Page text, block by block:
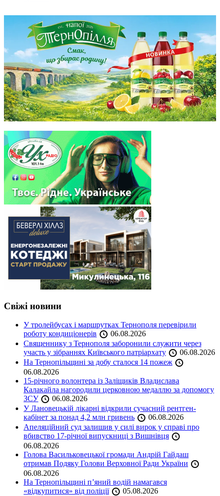
Свіжі новини
У тролейбусах і маршрутках Тернополя перевірили
роботу кондиціонерів
06.08.2026
Священнику з Тернополя заборонили служити через
участь у зібраннях Київського патріархату
06.08.2026
На Тернопільщині за добу сталося 14 пожеж
06.08.2026
15-річного волонтера із Заліщиків Владислава
Калакайла нагородили церковною медаллю за допомогу
ЗСУ
06.08.2026
У Лановецькій лікарні відкрили сучасний рентген-
кабінет за понад 4,2 млн гривень
06.08.2026
Апеляційний суд залишив у силі вирок у справі про
вбивство 17-річної випускниці з Вишнівця
06.08.2026
Голова Васильковецької громади Андрій Гайдаш
отримав Подяку Голови Верховної Ради України
06.08.2026
На Тернопільщині п’яний водій намагався
«відкупитися» від поліції
05.08.2026